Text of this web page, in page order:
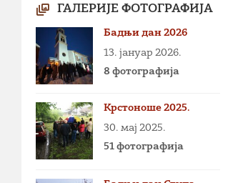
ГАЛЕРИЈЕ ФОТОГРАФИЈА
Бадњи дан 2026
13. јануар 2026.
8 фотографија
Крстоноше 2025.
30. мај 2025.
51 фотографија